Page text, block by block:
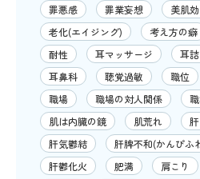
罪悪感
罪業妄想 美肌
老化(エイジング)
考え方の癖
耐性
耳マッサージ 耳詰
耳鼻科
聴覚過敏 職位
職場
職場の対人関係
肌は内臓の鏡
肌荒れ
肝気鬱結
肝脾不和(かんぴふ
肝鬱化火
肥満 肩こり